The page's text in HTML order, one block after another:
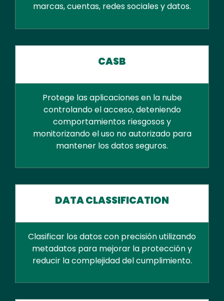
marcas, cuentas, redes sociales y datos.
CASB
Protege las aplicaciones en la nube
controlando el acceso, deteniendo
comportamientos riesgosos y
monitorizando el uso no autorizado para
mantener los datos seguros.
DATA CLASSIFICATION
Clasificar los datos con precisión utilizando
metadatos para mejorar la protección y
reducir la complejidad del cumplimiento.